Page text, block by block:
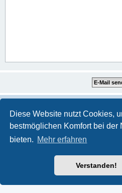
Diese Website nutzt Cookies,
bestmöglichen Komfort bei der
bieten. Mehr erfahren
Verstanden!
Powered by phpBB ® Forum
Datenschutz